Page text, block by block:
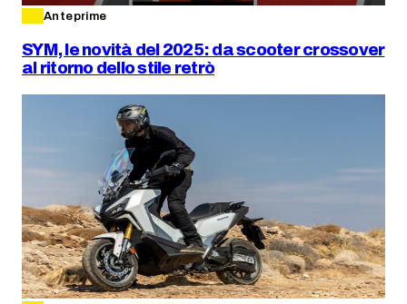
Anteprime
SYM, le novità del 2025: da scooter crossover
al ritorno dello stile retrò